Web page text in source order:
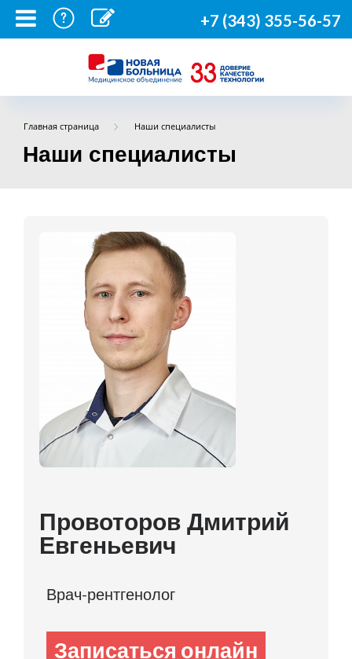
+7 (343) 355-56-57
Главная страница Наши специалисты
Наши специалисты
Провоторов Дмитрий
Евгеньевич
Врач-рентгенолог
Записаться онлайн